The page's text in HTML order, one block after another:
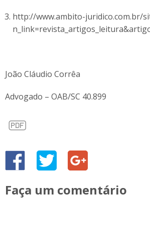
http://www.ambito-juridico.com.br/
João Cláudio Corrêa
Advogado – OAB/SC 40.899
Faça um comentário